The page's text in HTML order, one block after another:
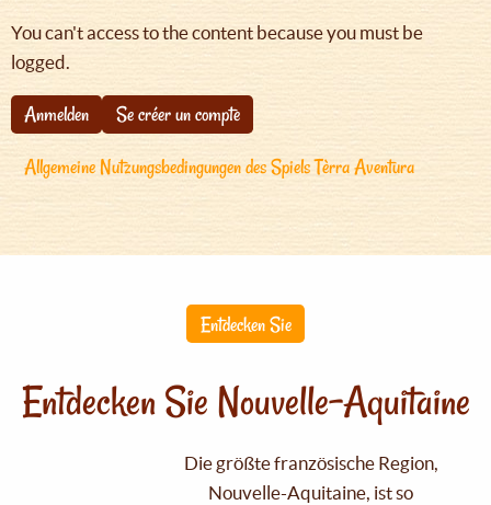
You can't access to the content because you must be
logged.
Anmelden
Se créer un compte
Allgemeine Nutzungsbedingungen des Spiels Tèrra Aventura
Entdecken Sie
Entdecken Sie Nouvelle-Aquitaine
Die größte französische Region,
Nouvelle-Aquitaine, ist so